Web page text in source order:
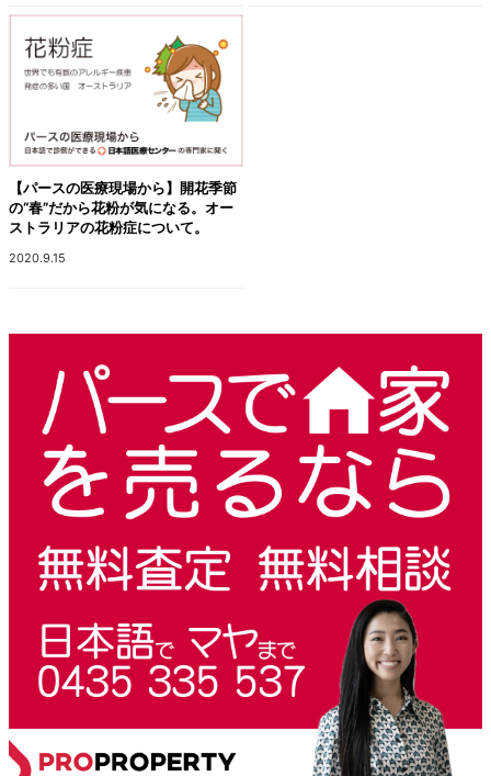
【パースの医療現場から】開花季節
の“春”だから花粉が気になる。オー
ストラリアの花粉症について。
2020.9.15